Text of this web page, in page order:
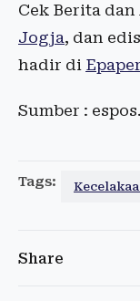
Cek Berita
Jogja, dan
hadir di
Sumber :
Tags:
Share